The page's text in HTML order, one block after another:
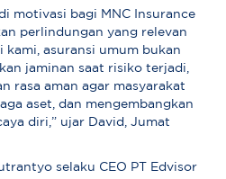
motivasi bagi MNC Insurance
perlindungan yang relevan
kami, asuransi umum bukan
jaminan saat risiko terjadi,
rasa aman agar masyarakat
aset, dan mengembangkan
diri,” ujar David, Jumat
selaku CEO PT Edvisor